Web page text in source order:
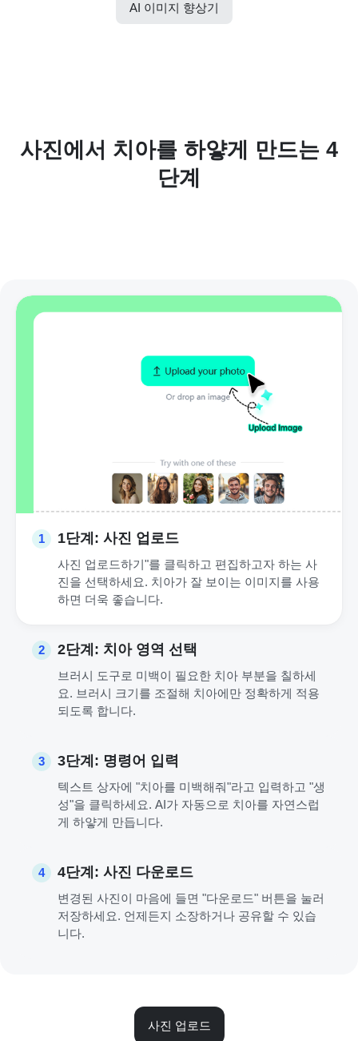
AI 이미지 향상기
사진에서 치아를 하얗게 만드는 4
단계
1 1단계: 사진 업로드
사진 업로드하기"를 클릭하고 편집하고자 하는 사
진을 선택하세요. 치아가 잘 보이는 이미지를 사용
하면 더욱 좋습니다.
2 2단계: 치아 영역 선택
브러시 도구로 미백이 필요한 치아 부분을 칠하세
요. 브러시 크기를 조절해 치아에만 정확하게 적용
되도록 합니다.
3 3단계: 명령어 입력
텍스트 상자에 "치아를 미백해줘"라고 입력하고 "생
성"을 클릭하세요. AI가 자동으로 치아를 자연스럽
게 하얗게 만듭니다.
4 4단계: 사진 다운로드
변경된 사진이 마음에 들면 "다운로드" 버튼을 눌러
저장하세요. 언제든지 소장하거나 공유할 수 있습
니다.
사진 업로드